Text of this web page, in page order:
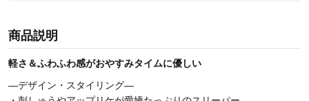
商品説明
軽さ＆ふわふわ感がおやすみタイムに優しい
―デザイン・スタイリング―